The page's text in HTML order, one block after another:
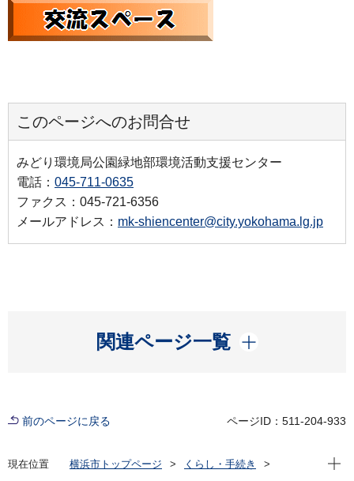
このページへのお問合せ
みどり環境局公園緑地部環境活動支援センター
電話： 045-711-0635
ファクス：045-721-6356
メールアドレス： mk-shiencenter@city.yokohama.lg.jp
関連ページ一覧
開く
前のページに戻る ページID：511-204-933
現在位置 横浜市トップページ
くらし・手続き
現在